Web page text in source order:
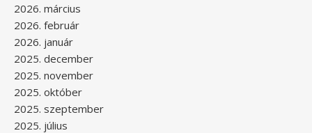
2026. március
2026. február
2026. január
2025. december
2025. november
2025. október
2025. szeptember
2025. július